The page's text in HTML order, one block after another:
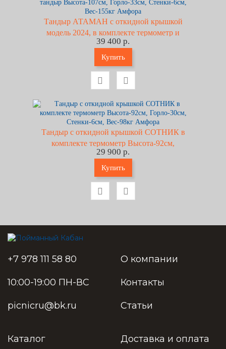
Тандыр АТАМАН с откидной крышкой
модель 2024, в комплекте термометр и
подставка под тандыр Высота-107см,
Горло-33см, Стенки-6см, Вес-155кг Амфора
39 400 р.
Купить
Тандыр с откидной крышкой СОТНИК в
комплекте термометр Высота-92см,
Горло-30см, Стенки-6см, Вес-98кг Амфора
29 900 р.
Купить
+7 978 111 58 80
10:00-19:00 ПН-ВС
picnicru@bk.ru
О компании
Контакты
Статьи
Каталог Доставка и оплата